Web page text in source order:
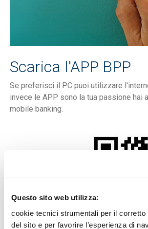
Questo sito web utilizza:
cookie tecnici strumentali per il corretto
del sito e per favorire l’esperienza di
Scarica l'APP BPP
Se preferisci il PC puoi utilizzare
invece le APP sono la tua passione hai
mobile banking.